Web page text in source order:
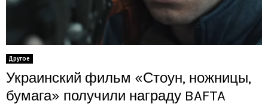
Другое
Украинский фильм «Стоун, ножницы,
бумага» получили награду BAFTA